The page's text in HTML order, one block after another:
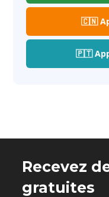
🇨🇳
🇵🇹
Recevez
gratuites